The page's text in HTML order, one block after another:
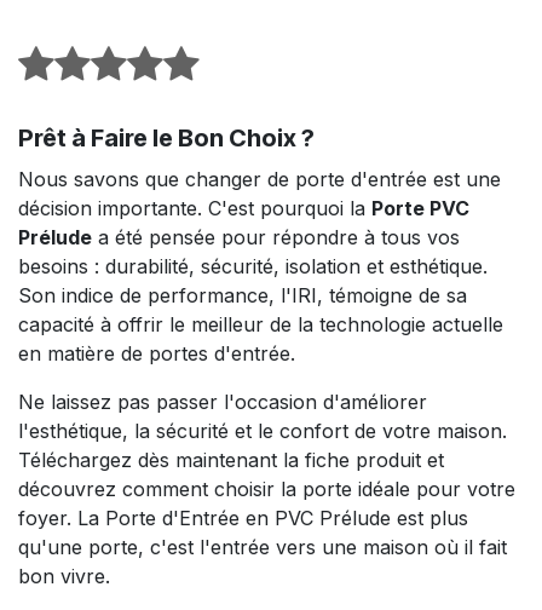
Prêt à Faire le Bon Choix ?
Nous savons que changer de porte d'entrée est une
décision importante. C'est pourquoi la Porte PVC
Prélude a été pensée pour répondre à tous vos
besoins : durabilité, sécurité, isolation et esthétique.
Son indice de performance, l'IRI, témoigne de sa
capacité à offrir le meilleur de la technologie actuelle
en matière de portes d'entrée.
Ne laissez pas passer l'occasion d'améliorer
l'esthétique, la sécurité et le confort de votre maison.
Téléchargez dès maintenant la fiche produit et
découvrez comment choisir la porte idéale pour votre
foyer. La Porte d'Entrée en PVC Prélude est plus
qu'une porte, c'est l'entrée vers une maison où il fait
bon vivre.